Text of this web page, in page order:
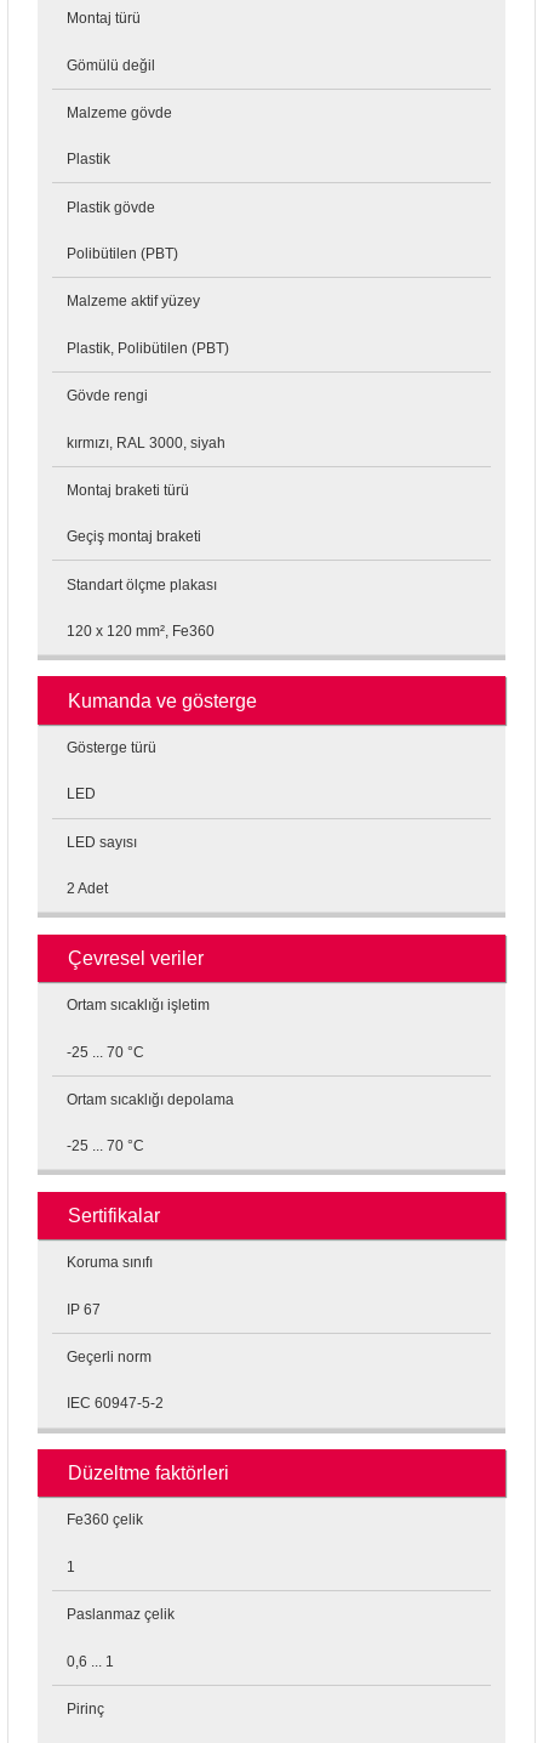
Montaj türü
Gömülü değil
Malzeme gövde
Plastik
Plastik gövde
Polibütilen (PBT)
Malzeme aktif yüzey
Plastik, Polibütilen (PBT)
Gövde rengi
kırmızı, RAL 3000, siyah
Montaj braketi türü
Geçiş montaj braketi
Standart ölçme plakası
120 x 120 mm², Fe360
Kumanda ve gösterge
Gösterge türü
LED
LED sayısı
2 Adet
Çevresel veriler
Ortam sıcaklığı işletim
-25 ... 70 °C
Ortam sıcaklığı depolama
-25 ... 70 °C
Sertifikalar
Koruma sınıfı
IP 67
Geçerli norm
IEC 60947-5-2
Düzeltme faktörleri
Fe360 çelik
1
Paslanmaz çelik
0,6 ... 1
Pirinç